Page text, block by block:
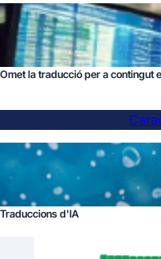
Omet la traducció per a contingut
Traduccions d'IA